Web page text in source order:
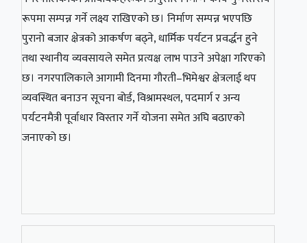
रूपमा सम्पन्न गर्ने लक्ष्य राखिएको छ। निर्माण सम्पन्न भएपछि
पुरानो बजार क्षेत्रको आकर्षण बढ्ने, धार्मिक पर्यटन प्रवर्द्धन हुने
तथा स्थानीय व्यवसायले समेत प्रत्यक्ष लाभ पाउने अपेक्षा गरिएको
छ। नगरपालिकाले आगामी दिनमा गौरती–भिमेश्वर क्षेत्रलाई थप
व्यवस्थित बनाउन सूचना बोर्ड, विश्रामस्थल, पदमार्ग र अन्य
पर्यटनमैत्री पूर्वाधार विस्तार गर्ने योजना समेत अघि बढाएको
जनाएको छ।